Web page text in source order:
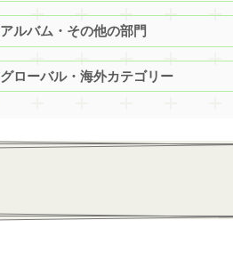
アルバム・その他の部門
グローバル・海外カテゴリー